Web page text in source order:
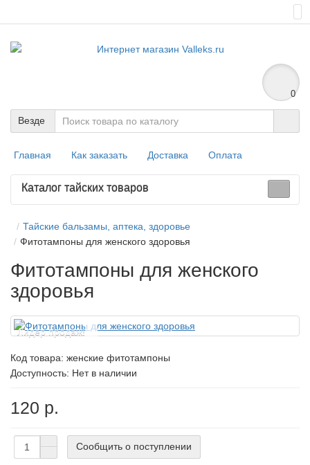
0
Везде
Главная Как заказать Доставка Оплата
Каталог тайских товаров
Тайские бальзамы, аптека, здоровье
Фитотампоны для женского здоровья
Фитотампоны для женского
здоровья
Лидер продаж!
Код товара: женские фитотампоны
Доступность: Нет в наличии
120 р.
Сообщить о поступлении